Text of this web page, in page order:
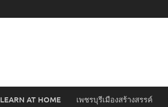
LEARN AT HOME เพชรบุรีเมืองสร้างสรรค์